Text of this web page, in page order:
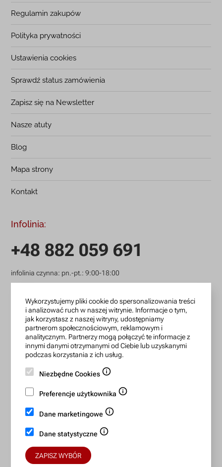
Regulamin zakupów
Polityka prywatności
Ustawienia cookies
Sprawdź status zamówienia
Zapisz się na Newsletter
Nasze atuty
Blog
Mapa strony
Kontakt
Infolinia:
+48 882 059 691
infolinia czynna: pn.-pt.: 9:00-18:00
Pisząc w sprawie swojego zamówienia podaj w tytule
wiadomości numer, który otrzymałeś w potwierdzeniu.
Konto bankowe:
15 1140 2004 0000 3702 7470 6466
BIC/SWIFT: BREXPLPWMBK
Bezpieczne płatności:
Wykorzystujemy pliki cookie do spersonalizowania treści
i analizować ruch w naszej witrynie. Informacje o tym,
jak korzystasz z naszej witryny, udostępniamy
partnerom społecznościowym, reklamowym i
analitycznym. Partnerzy mogą połączyć te informacje z
innymi danymi otrzymanymi od Ciebie lub uzyskanymi
podczas korzystania z ich usług.
Niezbędne Cookies
Preferencje użytkownika
Dane marketingowe
Dane statystyczne
ZAPISZ WYBÓR